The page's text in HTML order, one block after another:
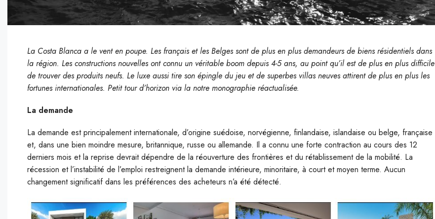
La Costa Blanca a le vent en poupe. Les français et les Belges sont de plus en plus demandeurs de biens résidentiels dans
la région. Les constructions nouvelles ont connu un véritable boom depuis 4-5 ans, au point qu’il est de plus en plus difficile
de trouver des produits neufs. Le luxe aussi tire son épingle du jeu et de superbes villas neuves attirent de plus en plus les
fortunes internationales. Petit tour d’horizon via la notre monographie réactualisée.
La demande
La demande est principalement internationale, d’origine suédoise, norvégienne, finlandaise, islandaise ou belge, française
et, dans une bien moindre mesure, britannique, russe ou allemande. Il a connu une forte contraction au cours des 12
derniers mois et la reprise devrait dépendre de la réouverture des frontières et du rétablissement de la mobilité. La
récession et l’instabilité de l’emploi restreignent la demande intérieure, minoritaire, à court et moyen terme. Aucun
changement significatif dans les préférences des acheteurs n’a été détecté.